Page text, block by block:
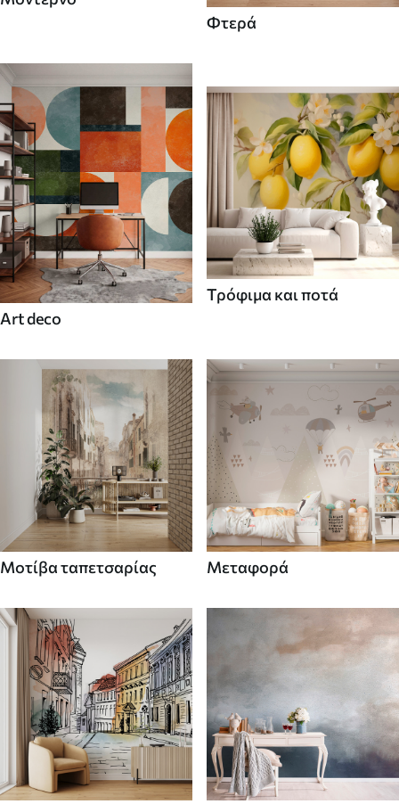
Φτερά
Art deco
Τρόφιμα και ποτά
Μοτίβα ταπετσαρίας Μεταφορά